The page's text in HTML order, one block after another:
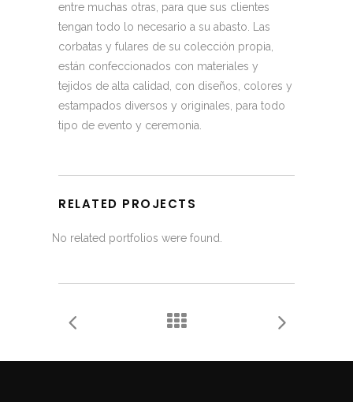
entre muchas otras, para que sus clientes
tengan todo lo necesario a su abasto. Las
corbatas y fulares de su colección propia,
están confeccionados con materiales y
tejidos de alta calidad, con diseños, colores y
estampados diversos y originales, para todo
tipo de evento y ceremonia.
RELATED PROJECTS
No related portfolios were found.